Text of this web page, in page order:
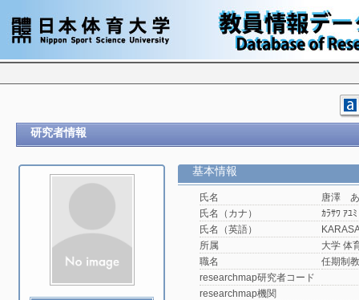
研究者情報
基本情報
氏名
唐澤
氏名（カナ）
ｶﾗｻﾜ ｱﾕﾐ
氏名（英語）
所属
大学 体
職名
任期制
researchmap研究者コード
researchmap機関